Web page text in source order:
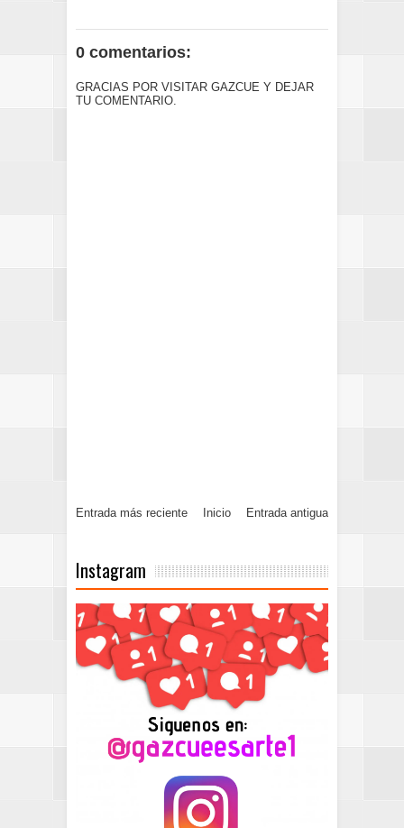
0 comentarios:
GRACIAS POR VISITAR GAZCUE Y DEJAR
TU COMENTARIO.
Entrada más reciente Entrada antigua
Inicio
Instagram